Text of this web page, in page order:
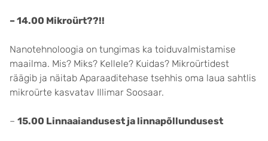
– 14.00 Mikroürt??!!
Nanotehnoloogia on tungimas ka toiduvalmistamise
maailma. Mis? Miks? Kellele? Kuidas? Mikroürtidest
räägib ja näitab Aparaaditehase tsehhis oma laua sahtlis
mikroürte kasvatav Illimar Soosaar.
– 15.00 Linnaaiandusest ja linnapõllundusest